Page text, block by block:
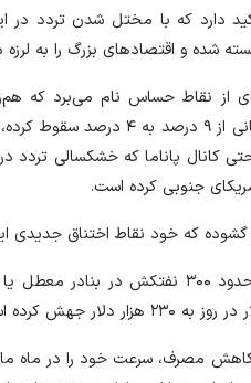
دارد که با مختل شدن تردد در
و اقتصاد‌های بزرگ را به لرزه
از نقاط حساس نام می‌برد که
گرفته‌اند: تنگه باب‌المندب که سهم آن از تجارت
کانال پاناما که خشکسالی تردد
جنوبی کرده است.
که خود نقاط اختناق جدیدی
آمار‌های اقتصادی این بحران را ملموس می‌کنند: حدود
کاهش مصرف، سرعت خود را در